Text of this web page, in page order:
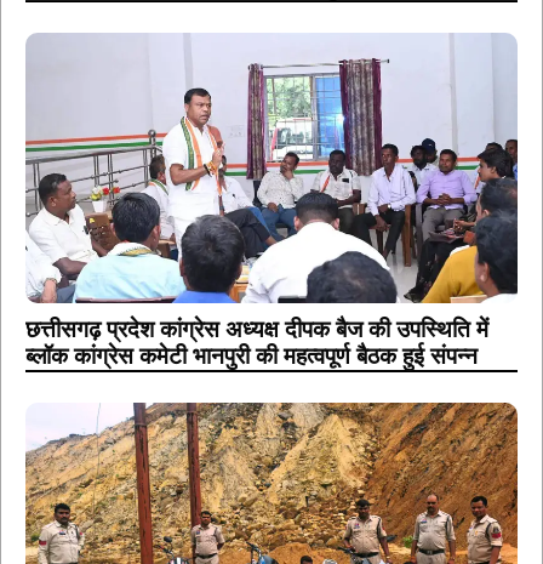
छत्तीसगढ़ प्रदेश कांग्रेस अध्यक्ष दीपक बैज की उपस्थिति में
ब्लॉक कांग्रेस कमेटी भानपुरी की महत्वपूर्ण बैठक हुई संपन्न